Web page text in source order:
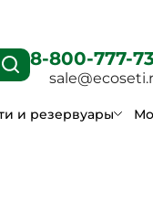
8-800-777-
и резервуары